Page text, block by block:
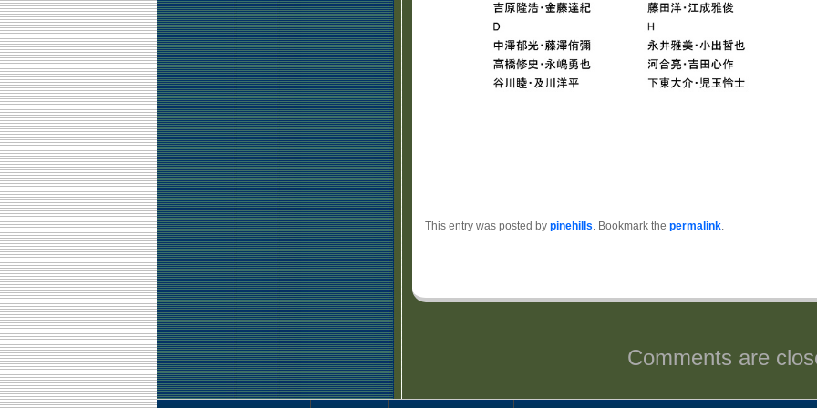
This entry was posted bypinehills. Bookmark thepermalink.
Comments are